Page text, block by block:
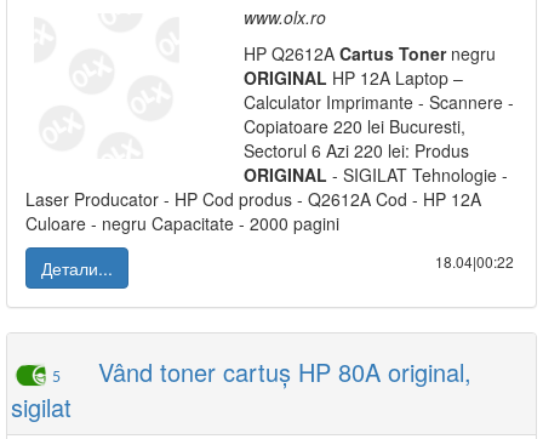
www.olx.ro
HP Q2612A Cartus Tonernegru
ORIGINAL HP 12A Laptop –
Calculator Imprimante - Scannere -
Copiatoare 220 lei Bucuresti,
Sectorul 6 Azi 220 lei: Produs
ORIGINAL - SIGILAT Tehnologie -
Laser Producator - HP Cod produs - Q2612A Cod - HP 12A
Culoare - negru Capacitate - 2000 pagini
Детали...
18.04|00:22
5
Vând toner cartuș HP 80A original,
sigilat